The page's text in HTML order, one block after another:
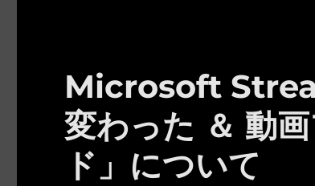
Microsoft
変わった ＆ 動
ド」について